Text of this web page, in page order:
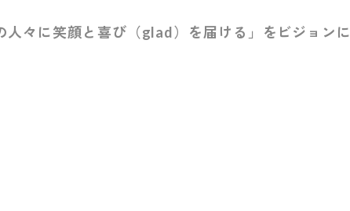
人々に笑顔と喜び（glad）を届ける」をビジョンに